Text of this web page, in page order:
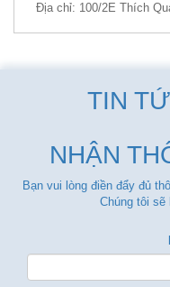
Địa chỉ: 100/2E Thích
TIN
NHẬN
Bạn vui lòng điền đẩy đủ
Chúng tôi